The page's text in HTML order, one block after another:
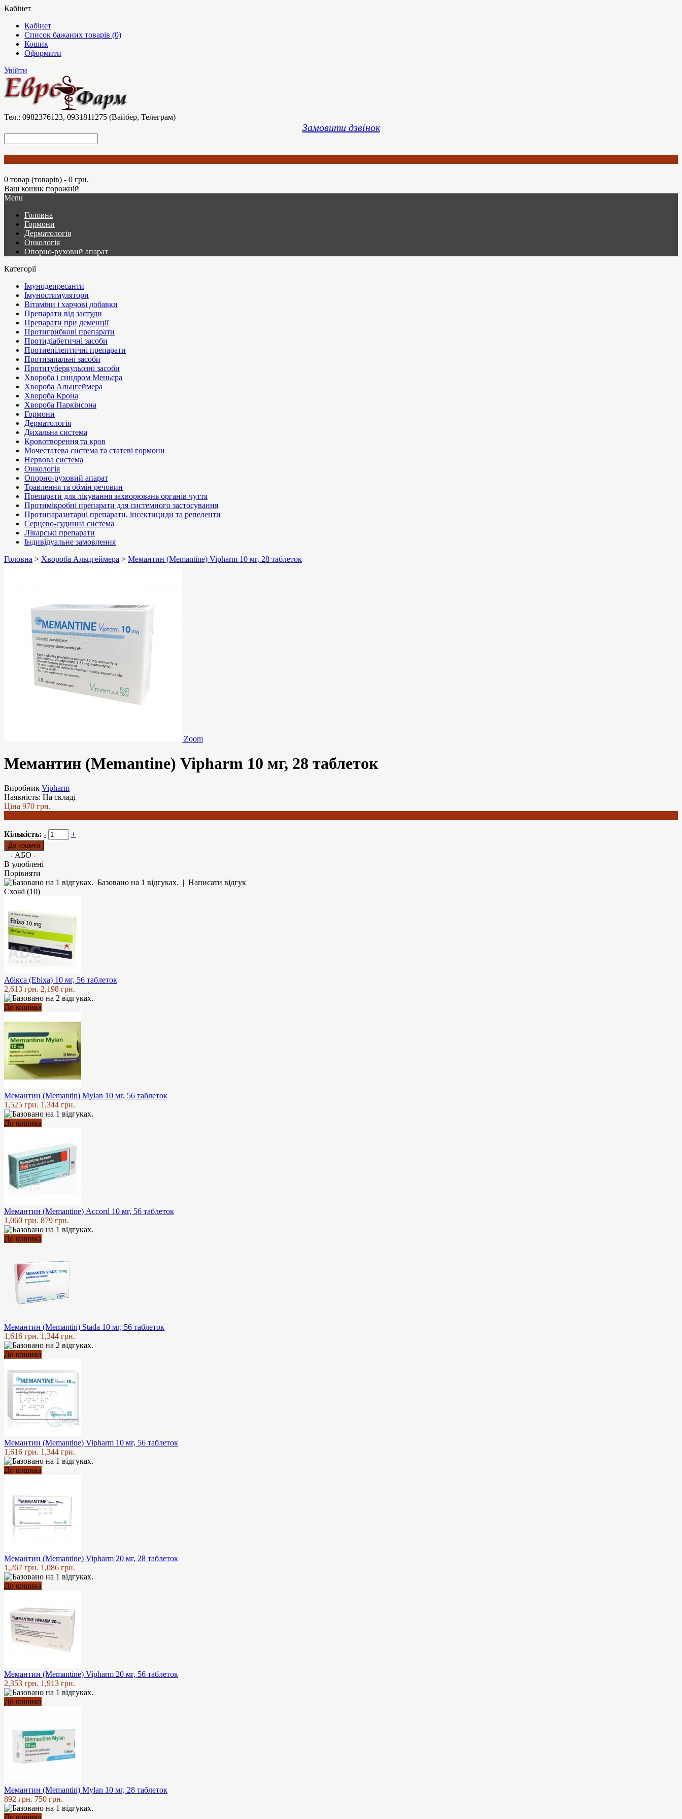
Кабінет
Кабінет
Список бажаних товарів (0)
Кошик
Оформити
Увійти
Тел.: 0982376123, 0931811275 (Вайбер, Телеграм)
Замовити дзвінок
0 товар (товарів) - 0 грн.
Ваш кошик порожній
Menu
Головна
Гормони
Дерматологія
Онкологія
Опорно-руховий апарат
Категорії
Імунодепресанти
Імуностимулятори
Вітаміни і харчові добавки
Препарати від застуди
Препарати при деменції
Протигрибкові препарати
Протидіабетичні засоби
Протиепілептичні препарати
Протизапальні засоби
Протитуберкульозні засоби
Хвороба і синдром Меньєра
Хвороба Альцгеймера
Хвороба Крона
Хвороба Паркінсона
Гормони
Дерматологія
Дихальна система
Кровотворення та кров
Мочестатева система та статеві гормони
Нервова система
Онкологія
Опорно-руховий апарат
Травлення та обмін речовин
Препарати для лікування захворювань органів чуття
Протимікробні препарати для системного застосування
Протипаразитарні препарати, інсектициди та репеленти
Серцево-судинна система
Лікарські препарати
Індивідуальне замовлення
Головна > Хвороба Альцгеймера > Мемантин (Memantine) Vipharm 10 мг, 28 таблеток
Zoom
Мемантин (Memantine) Vipharm 10 мг, 28 таблеток
Виробник Vipharm
Наявність: На складі
Ціна 970 грн.
Кількість: - +
- АБО -
В улюблені
Порівняти
Базовано на 1 відгуках. | Написати відгук
Схожі (10)
Абікса (Ebixa) 10 мг, 56 таблеток
2,613 грн. 2,198 грн.
До кошика
Мемантин (Memantin) Mylan 10 мг, 56 таблеток
1,525 грн. 1,344 грн.
До кошика
Мемантин (Memantine) Accord 10 мг, 56 таблеток
1,060 грн. 879 грн.
До кошика
Мемантин (Memantin) Stada 10 мг, 56 таблеток
1,616 грн. 1,344 грн.
До кошика
Мемантин (Memantine) Vipharm 10 мг, 56 таблеток
1,616 грн. 1,344 грн.
До кошика
Мемантин (Memantine) Vipharm 20 мг, 28 таблеток
1,267 грн. 1,086 грн.
До кошика
Мемантин (Memantine) Vipharm 20 мг, 56 таблеток
2,353 грн. 1,913 грн.
До кошика
Мемантин (Memantin) Mylan 10 мг, 28 таблеток
892 грн. 750 грн.